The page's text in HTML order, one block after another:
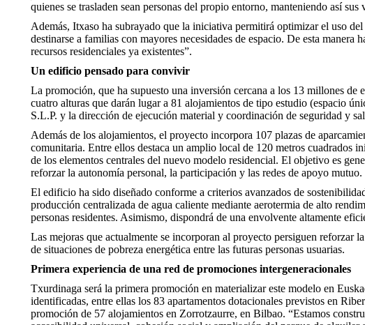
quienes se trasladen sean personas del propio entorno, manteniendo así
Además, Itxaso ha subrayado que la iniciativa permitirá optimizar el uso
destinarse a familias con mayores necesidades de espacio. De esta
recursos residenciales ya existentes”.
Un edificio pensado para convivir
La promoción, que ha supuesto una inversión cercana a los 13 millones
cuatro alturas que darán lugar a 81 alojamientos de tipo estudio (espacio
S.L.P. y la dirección de ejecución material y coordinación de seguridad y
Además de los alojamientos, el proyecto incorpora 107 plazas de
comunitaria. Entre ellos destaca un amplio local de 120 metros cuadrados
de los elementos centrales del nuevo modelo residencial. El objetivo es
reforzar la autonomía personal, la participación y las redes de apoyo mutuo.
El edificio ha sido diseñado conforme a criterios avanzados de
producción centralizada de agua caliente mediante aerotermia de alto
personas residentes. Asimismo, dispondrá de una envolvente altamente
Las mejoras que actualmente se incorporan al proyecto persiguen
de situaciones de pobreza energética entre las futuras personas usuarias.
Primera experiencia de una red de promociones intergeneracionales
Txurdinaga será la primera promoción en materializar este modelo en
identificadas, entre ellas los 83 apartamentos dotacionales previstos en
promoción de 57 alojamientos en Zorrotzaurre, en Bilbao. “Estamos